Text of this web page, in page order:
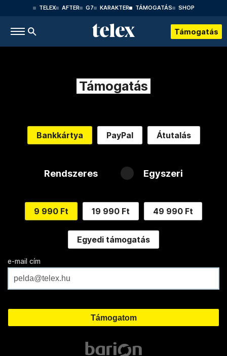
TELEX AFTER G7 KARAKTER TÁMOGATÁS SHOP
Támogatás
Támogatás
Bankkártya PayPal Átutalás
Rendszeres Egyszeri
9 990 Ft 19 990 Ft 49 990 Ft
Egyedi támogatás
e-mail cím